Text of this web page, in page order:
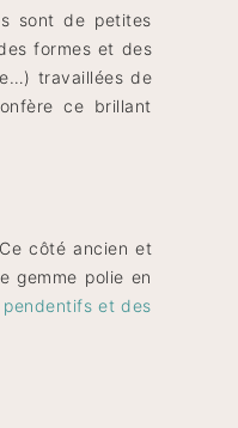
sont de petites
formes et des
travaillées de
ce brillant
côté ancien et
gemme polie en
pendentifs et des